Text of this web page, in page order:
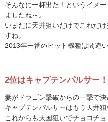
そんなに一杯出た！というイメ
ましたね～。
いまだに天井狙いだけでこれだ
すね。
2013年一番のヒット機種は間違
2位はキャプテンパルサー！
妻がドラゴン撃破からの一撃で
キャプテンパルサーはもう天井
これからも天国狙いでチョコチ